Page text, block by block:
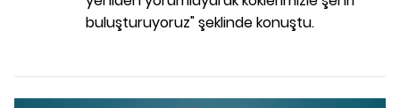
buluşturuyoruz" şeklinde konuştu.